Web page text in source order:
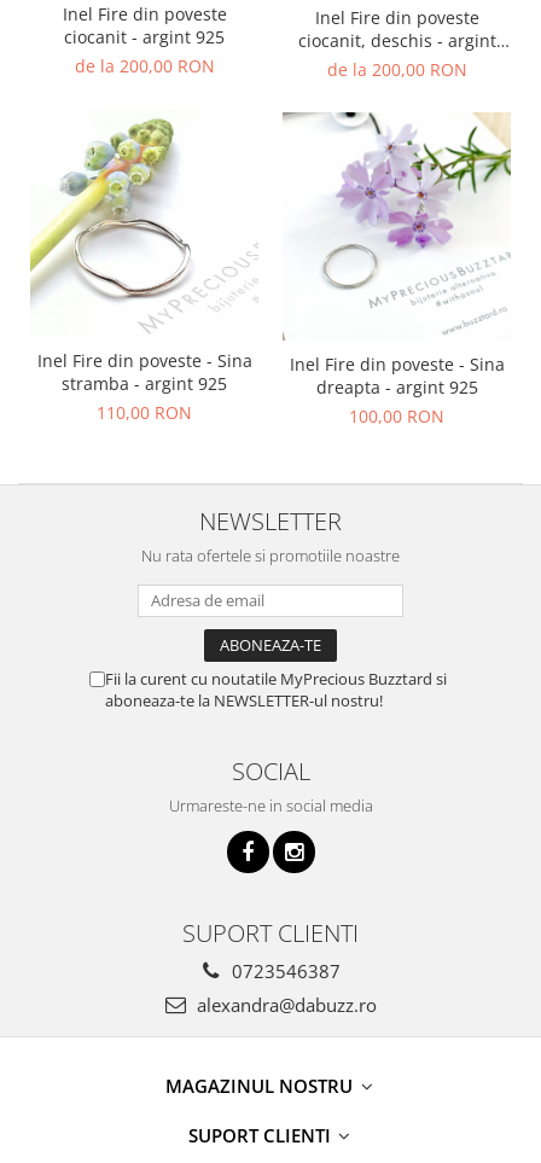
Inel Fire din poveste
ciocanit - argint 925
de la 200,00 RON
Inel Fire din poveste
ciocanit, deschis - argint
925
de la 200,00 RON
Inel Fire din poveste - Sina
stramba - argint 925
110,00 RON
Inel Fire din poveste - Sina
dreapta - argint 925
100,00 RON
NEWSLETTER
Nu rata ofertele si promotiile noastre
Fii la curent cu noutatile MyPrecious Buzztard si
aboneaza-te la NEWSLETTER-ul nostru!
SOCIAL
Urmareste-ne in social media
SUPORT CLIENTI
0723546387
alexandra@dabuzz.ro
MAGAZINUL NOSTRU
SUPORT CLIENTI